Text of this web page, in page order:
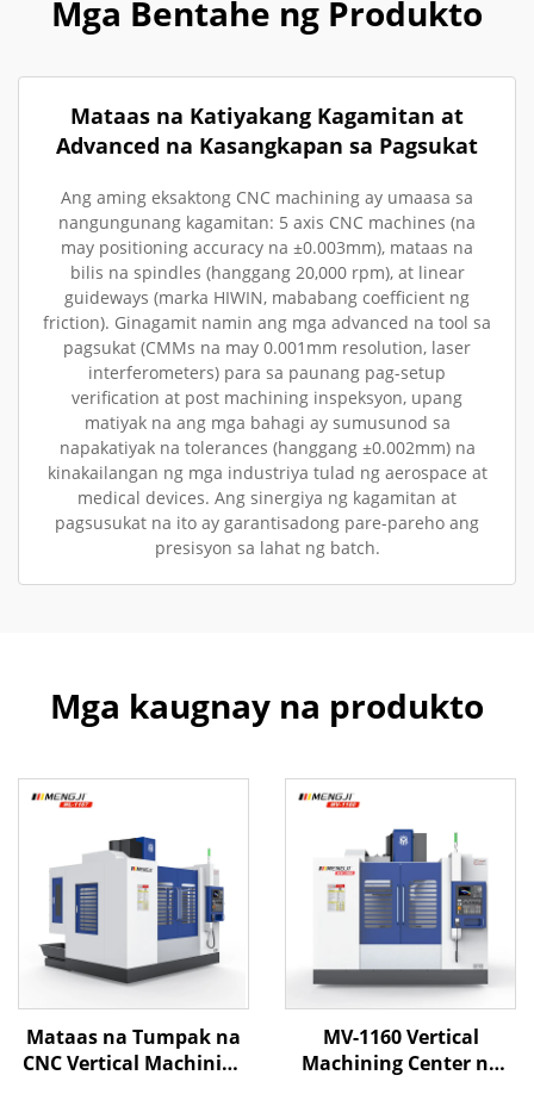
Mga Bentahe ng Produkto
Mataas na Katiyakang Kagamitan at
Advanced na Kasangkapan sa Pagsukat
Ang aming eksaktong CNC machining ay umaasa sa
nangungunang kagamitan: 5 axis CNC machines (na
may positioning accuracy na ±0.003mm), mataas na
bilis na spindles (hanggang 20,000 rpm), at linear
guideways (marka HIWIN, mababang coefficient ng
friction). Ginagamit namin ang mga advanced na tool sa
pagsukat (CMMs na may 0.001mm resolution, laser
interferometers) para sa paunang pag-setup
verification at post machining inspeksyon, upang
matiyak na ang mga bahagi ay sumusunod sa
napakatiyak na tolerances (hanggang ±0.002mm) na
kinakailangan ng mga industriya tulad ng aerospace at
medical devices. Ang sinergiya ng kagamitan at
pagsusukat na ito ay garantisadong pare-pareho ang
presisyon sa lahat ng batch.
Mga kaugnay na produkto
Mataas na Tumpak na
CNC Vertical Machining
MV-1160 Vertical
Machining Center na